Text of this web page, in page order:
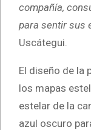
compañía,
para sentir sus
Uscátegui.
El diseño de la
los mapas
estelar de la
azul oscuro